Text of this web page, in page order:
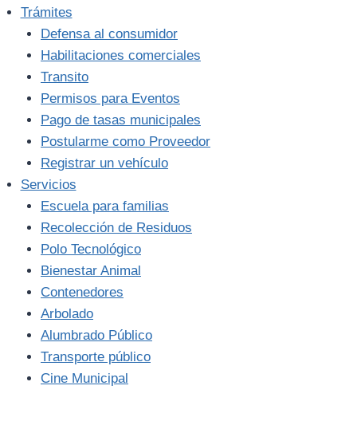
Trámites
Defensa al consumidor
Habilitaciones comerciales
Transito
Permisos para Eventos
Pago de tasas municipales
Postularme como Proveedor
Registrar un vehículo
Servicios
Escuela para familias
Recolección de Residuos
Polo Tecnológico
Bienestar Animal
Contenedores
Arbolado
Alumbrado Público
Transporte público
Cine Municipal